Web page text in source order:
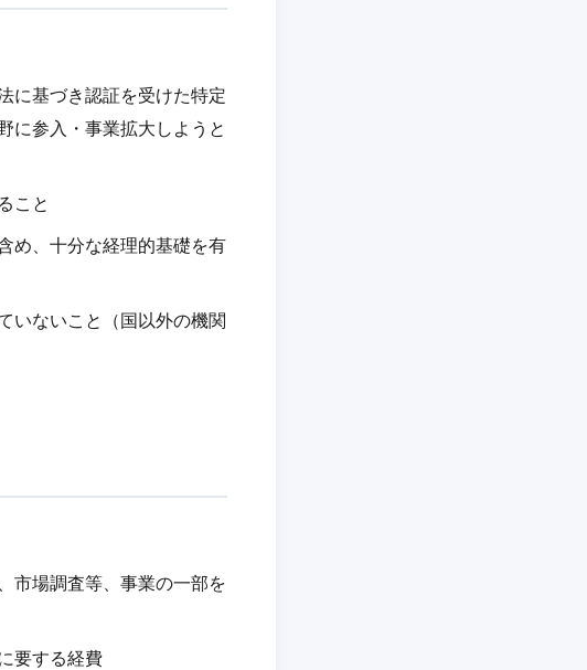
に基づき認証を受けた特定
に参入・事業拡大しようと
こと
め、十分な経理的基礎を有
いないこと（国以外の機関
市場調査等、事業の一部を
要する経費